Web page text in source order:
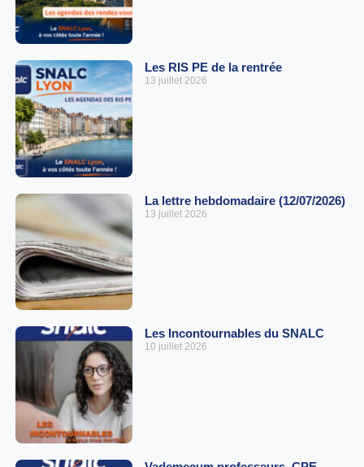
Les RIS PE de la rentrée
13 juillet 2026
La lettre hebdomadaire (12/07/2026)
13 juillet 2026
Les Incontournables du SNALC
10 juillet 2026